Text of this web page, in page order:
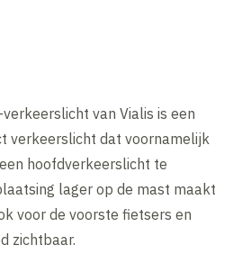
van Vialis is een
verkeerslicht dat voornamelijk
hoofdverkeerslicht te
lager op de mast maakt
voor de voorste fietsers en
zichtbaar.